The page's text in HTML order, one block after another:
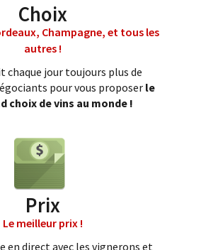
Choix
Champagne, et tous les
autres !
chaque jour toujours plus de
pour vous proposer le
choix de vins au monde !
Prix
Le meilleur prix !
en direct avec les vignerons et